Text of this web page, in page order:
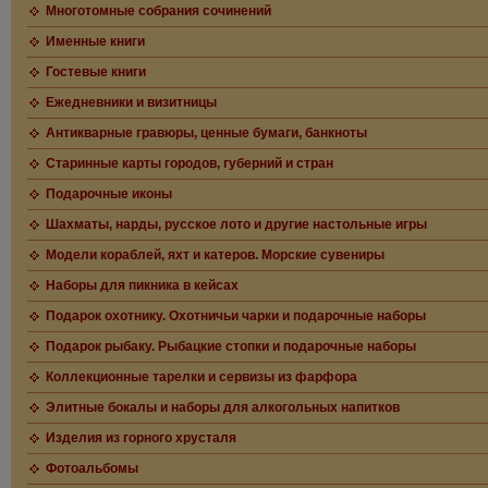
Многотомные собрания сочинений
Именные книги
Гостевые книги
Ежедневники и визитницы
Антикварные гравюры, ценные бумаги, банкноты
Старинные карты городов, губерний и стран
Подарочные иконы
Шахматы, нарды, русское лото и другие настольные игры
Модели кораблей, яхт и катеров. Морские сувениры
Наборы для пикника в кейсах
Подарок охотнику. Охотничьи чарки и подарочные наборы
Подарок рыбаку. Рыбацкие стопки и подарочные наборы
Коллекционные тарелки и сервизы из фарфора
Элитные бокалы и наборы для алкогольных напитков
Изделия из горного хрусталя
Фотоальбомы